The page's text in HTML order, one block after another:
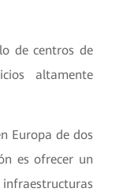
de centros de
altamente
Europa de dos
es ofrecer un